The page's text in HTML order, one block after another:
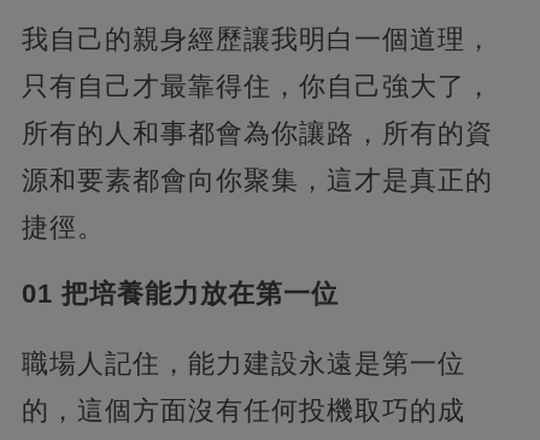
我自己的親身經歷讓我明白一個道理，
只有自己才最靠得住，你自己強大了，
所有的人和事都會為你讓路，所有的資
源和要素都會向你聚集，這才是真正的
捷徑。
01 把培養能力放在第一位
職場人記住，能力建設永遠是第一位
的，這個方面沒有任何投機取巧的成